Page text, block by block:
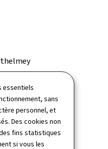
essentiels
sans
personnel, et
Des cookies non
fins statistiques
si vous les
Duchesse;